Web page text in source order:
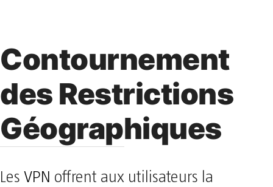
Contournement
des Restrictions
Géographiques
Les VPN offrent aux utilisateurs la